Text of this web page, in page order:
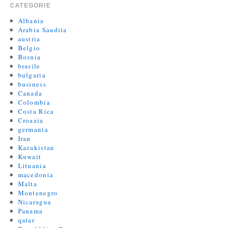
CATEGORIE
Albania
Arabia Saudita
austria
Belgio
Bosnia
brasile
bulgaria
business
Canada
Colombia
Costa Rica
Croazia
germania
Iran
Kazakistan
Kuwait
Lituania
macedonia
Malta
Montenegro
Nicaragua
Panama
qatar